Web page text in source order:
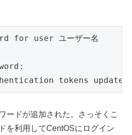
for user ユーザー名
tokens
ードが追加された。さっそくこ
を利用してCentOSにログイン